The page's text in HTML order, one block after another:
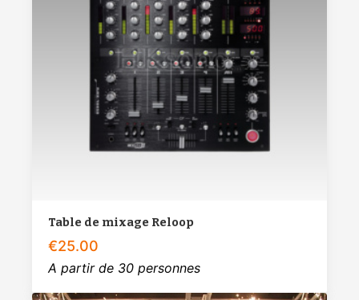
A partir de 30 personnes
Table de mixage Reloop
€25.00